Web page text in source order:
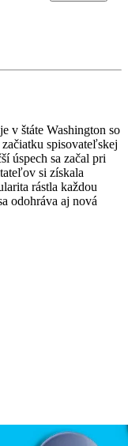
v štáte Washington so
spisovateľskej
úspech sa začal pri
si získala
rástla každou
odohráva aj nová